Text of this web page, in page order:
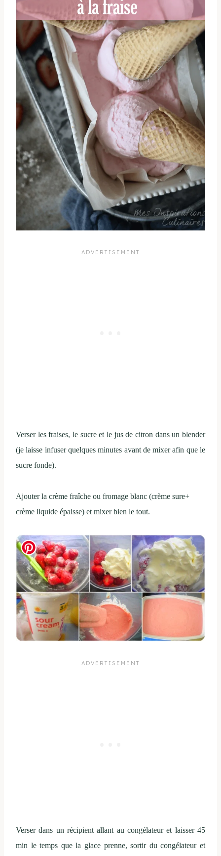
Verser les fraises, le sucre et le jus de citron dans un blender
(je laisse infuser quelques minutes avant de mixer afin que le
sucre fonde).
Ajouter la crème fraîche ou fromage blanc (crème sure+
crème liquide épaisse) et mixer bien le tout.
Verser dans un récipient allant au congélateur et laisser 45
min le temps que la glace prenne, sortir du congélateur et